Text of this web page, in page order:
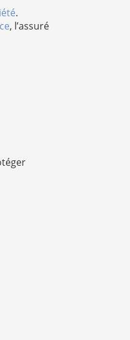
.
, l’assuré